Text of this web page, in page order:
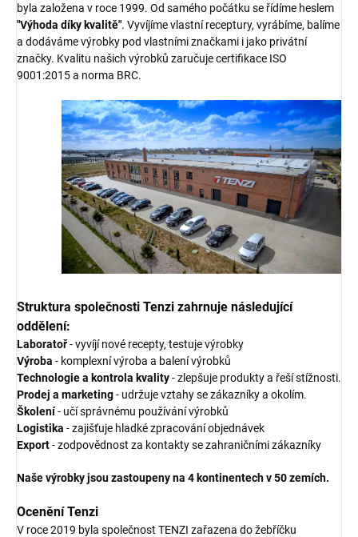
byla založena v roce 1999. Od samého počátku se řídíme heslem
"Výhoda díky kvalitě". Vyvíjíme vlastní receptury, vyrábíme, balíme
a dodáváme výrobky pod vlastními značkami i jako privátní
značky. Kvalitu našich výrobků zaručuje certifikace ISO
9001:2015 a norma BRC.
Struktura společnosti Tenzi zahrnuje následující
oddělení:
Laboratoř- vyvíjí nové recepty, testuje výrobky
Výroba - komplexní výroba a balení výrobků
Technologie a kontrola kvality- zlepšuje produkty a řeší stížnosti.
Prodej a marketing- udržuje vztahy se zákazníky a okolím.
Školení- učí správnému používání výrobků
Logistika - zajišťuje hladké zpracování objednávek
Export- zodpovědnost za kontakty se zahraničními zákazníky
Naše výrobky jsou zastoupeny na 4 kontinentech v 50 zemích.
Ocenění Tenzi
V roce 2019 byla společnost TENZI zařazena do žebříčku